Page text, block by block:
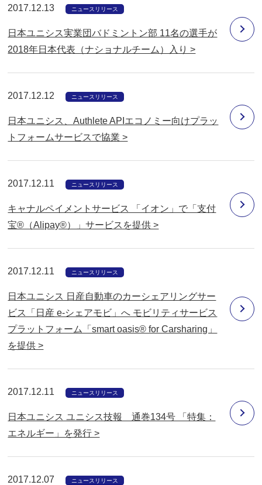
2017.12.13 ニュースリリース
日本ユニシス実業団バドミントン部 11名の選手が
2018年日本代表（ナショナルチーム）入り >
2017.12.12 ニュースリリース
日本ユニシス、Authlete APIエコノミー向けプラッ
トフォームサービスで協業 >
2017.12.11 ニュースリリース
キャナルペイメントサービス 「イオン」で「支付
宝®（Alipay®）」サービスを提供 >
2017.12.11 ニュースリリース
日本ユニシス 日産自動車のカーシェアリングサー
ビス「日産 e-シェアモビ」へ モビリティサービス
プラットフォーム「smart oasis® for Carsharing」
を提供 >
2017.12.11 ニュースリリース
日本ユニシス ユニシス技報 通巻134号 「特集：
エネルギー」を発行 >
2017.12.07 ニュースリリース